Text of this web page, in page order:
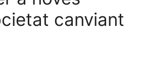
canviant